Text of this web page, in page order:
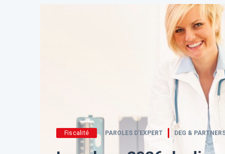
Fiscalité PAROLES D’EXPERT DEG &